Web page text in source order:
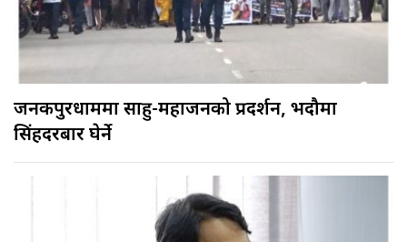
जनकपुरधाममा साहु-महाजनको प्रदर्शन, भदौमा
सिंहदरबार घेर्ने